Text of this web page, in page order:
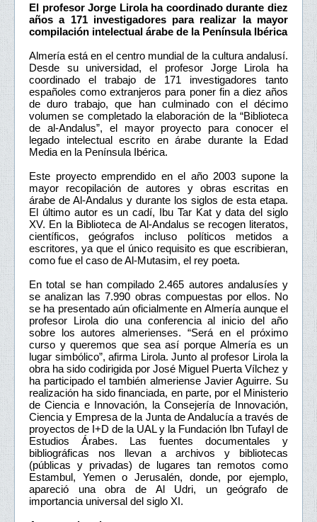
El profesor Jorge Lirola ha coordinado durante diez
años a 171 investigadores para realizar la mayor
compilación intelectual árabe de la Península Ibérica
Almería está en el centro mundial de la cultura andalusí.
Desde su universidad, el profesor Jorge Lirola ha
coordinado el trabajo de 171 investigadores tanto
españoles como extranjeros para poner fin a diez años
de duro trabajo, que han culminado con el décimo
volumen se completado la elaboración de la “Biblioteca
de al-Andalus”, el mayor proyecto para conocer el
legado intelectual escrito en árabe durante la Edad
Media en la Península Ibérica.
Este proyecto emprendido en el año 2003 supone la
mayor recopilación de autores y obras escritas en
árabe de Al-Andalus y durante los siglos de esta etapa.
El último autor es un cadí, Ibu Tar Kat y data del siglo
XV. En la Biblioteca de Al-Andalus se recogen literatos,
científicos, geógrafos incluso políticos metidos a
escritores, ya que el único requisito es que escribieran,
como fue el caso de Al-Mutasim, el rey poeta.
En total se han compilado 2.465 autores andalusíes y
se analizan las 7.990 obras compuestas por ellos. No
se ha presentado aún oficialmente en Almería aunque el
profesor Lirola dio una conferencia al inicio del año
sobre los autores almerienses. “Será en el próximo
curso y queremos que sea así porque Almería es un
lugar simbólico”, afirma Lirola. Junto al profesor Lirola la
obra ha sido codirigida por José Miguel Puerta Vílchez y
ha participado el también almeriense Javier Aguirre. Su
realización ha sido financiada, en parte, por el Ministerio
de Ciencia e Innovación, la Consejería de Innovación,
Ciencia y Empresa de la Junta de Andalucía a través de
proyectos de I+D de la UAL y la Fundación Ibn Tufayl de
Estudios Árabes. Las fuentes documentales y
bibliográficas nos llevan a archivos y bibliotecas
(públicas y privadas) de lugares tan remotos como
Estambul, Yemen o Jerusalén, donde, por ejemplo,
apareció una obra de Al Udri, un geógrafo de
importancia universal del siglo XI.